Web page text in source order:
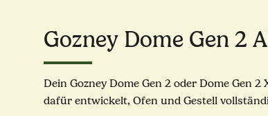
Gozney Dome Gen 2
Dein Gozney Dome Gen 2 oder Dome Gen
dafür entwickelt, Ofen und Gestell